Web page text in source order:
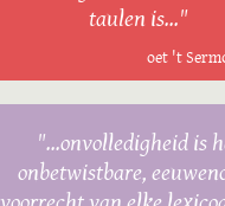
taulen is..."
oet 't
"...onvolledigheid is
onbetwistbare,